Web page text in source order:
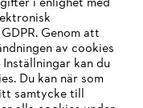
unterstützen. Für
Genom att
av cookies
kan du
Du kan när som
samtycke till